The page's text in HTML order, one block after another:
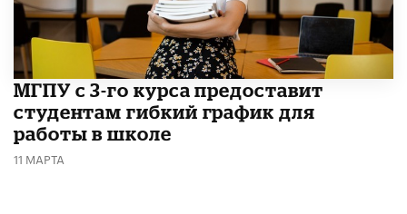
МГПУ с 3-го курса предоставит
студентам гибкий график для
работы в школе
11 МАРТА